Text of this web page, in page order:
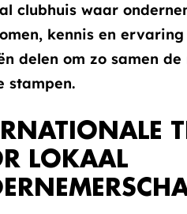
clubhuis waar
kennis en
delen om zo samen
stampen.
LOKAAL